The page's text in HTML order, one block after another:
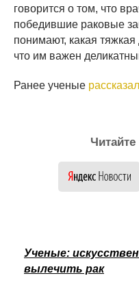
говорится о том, что
победившие раковые
понимают, какая
что им важен
Ранее ученые
Ученые:
вылечить рак